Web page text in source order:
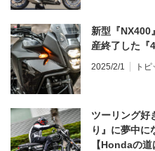
新型『NX400
産終了した『
2025/2/1 トピ
ツーリング好
り』に夢中に
【Hondaの